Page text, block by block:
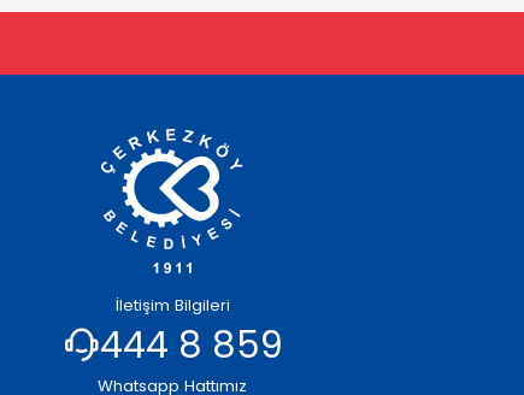
İletişim Bilgileri
444 8 859
Whatsapp Hattımız